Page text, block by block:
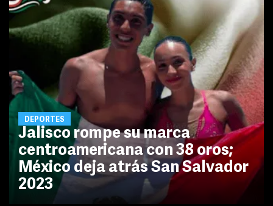
DEPORTES
Jalisco rompe su marca
centroamericana con 38 oros;
México deja atrás San Salvador
2023